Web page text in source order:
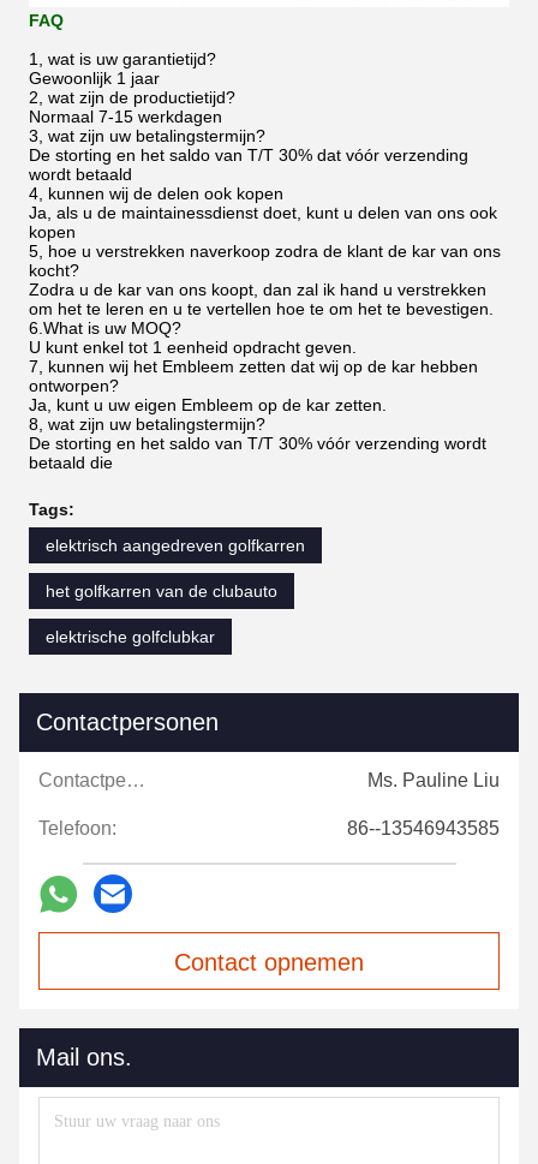
FAQ
1, wat is uw garantietijd?
Gewoonlijk 1 jaar
2, wat zijn de productietijd?
Normaal 7-15 werkdagen
3, wat zijn uw betalingstermijn?
De storting en het saldo van T/T 30% dat vóór verzending
wordt betaald
4, kunnen wij de delen ook kopen
Ja, als u de maintainessdienst doet, kunt u delen van ons ook
kopen
5, hoe u verstrekken naverkoop zodra de klant de kar van ons
kocht?
Zodra u de kar van ons koopt, dan zal ik hand u verstrekken
om het te leren en u te vertellen hoe te om het te bevestigen.
6.What is uw MOQ?
U kunt enkel tot 1 eenheid opdracht geven.
7, kunnen wij het Embleem zetten dat wij op de kar hebben
ontworpen?
Ja, kunt u uw eigen Embleem op de kar zetten.
8, wat zijn uw betalingstermijn?
De storting en het saldo van T/T 30% vóór verzending wordt
betaald die
Tags:
elektrisch aangedreven golfkarren
het golfkarren van de clubauto
elektrische golfclubkar
Contactpersonen
Contactpersonen: Ms. Pauline Liu
Telefoon: 86--13546943585
Contact opnemen
Mail ons.